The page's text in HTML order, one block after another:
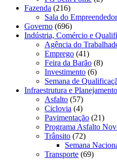
Fazenda (216)
Sala do Empreendedor
Governo (696)
Indústria, Comércio e
Agência do
Emprego (41)
Feira da Barão (8)
Investimento (6)
Semana de
Infraestrutura e Planejamento
Asfalto (57)
Ciclovia (4)
Pavimentação (21)
Programa Asfalto
Trânsito (72)
Semana
Transporte (69)